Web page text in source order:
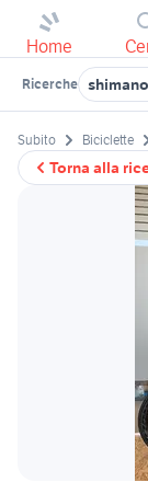
Home
Ricerche
Torna alla
Subito Biciclette